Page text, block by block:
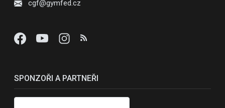
cgf@gymfed.cz
SPONZOŘI A PARTNEŘI